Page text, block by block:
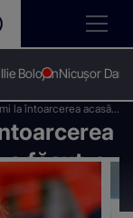
Ilie BolojanNicușor Dan
la întoarcerea acasă
făcut-o să plângă?
a făcut-o